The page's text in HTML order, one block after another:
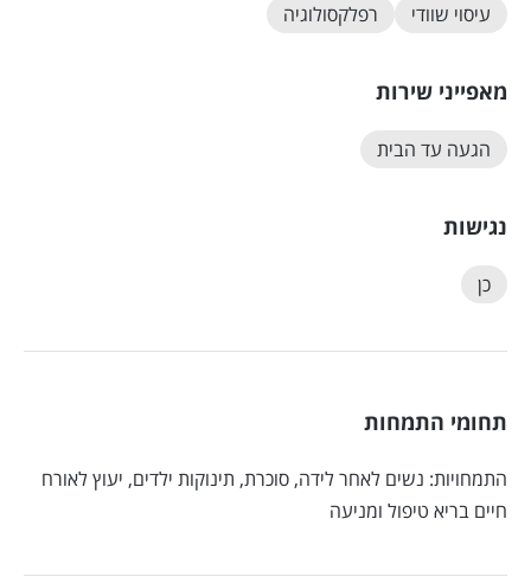
עיסוי שוודי
רפלקסולוגיה
מאפייני שירות
הגעה עד הבית
נגישות
כן
תחומי התמחות
התמחויות: נשים לאחר לידה, סוכרת, תינוקות ילדים, יעוץ לאורח
חיים בריא טיפול ומניעה